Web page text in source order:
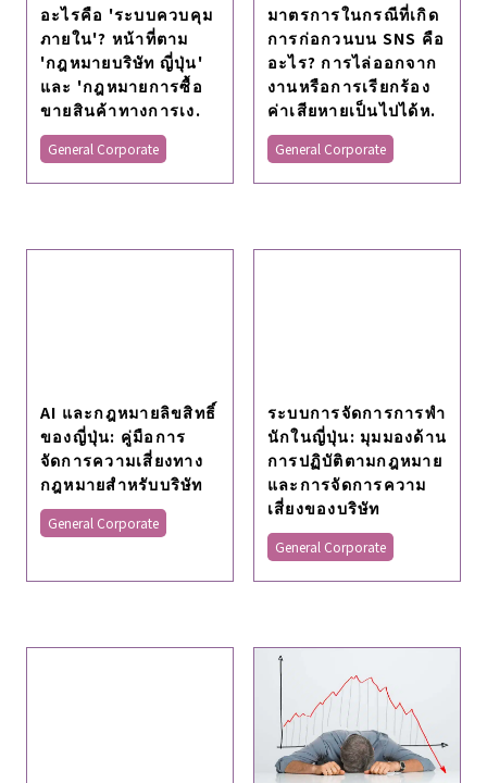
อะไรคือ 'ระบบควบคุม
ภายใน'? หน้าที่ตาม
'กฎหมายบริษัท ญี่ปุ่น'
และ 'กฎหมายการซื้อ
ขายสินค้าทางการเง.
General Corporate
มาตรการในกรณีที่เกิด
การก่อกวนบน SNS คือ
อะไร? การไล่ออกจาก
งานหรือการเรียกร้อง
ค่าเสียหายเป็นไปได้ห.
General Corporate
AI และกฎหมายลิขสิทธิ์
ของญี่ปุ่น: คู่มือการ
จัดการความเสี่ยงทาง
กฎหมายสําหรับบริษัท
General Corporate
ระบบการจัดการการพํา
นักในญี่ปุ่น: มุมมองด้าน
การปฏิบัติตามกฎหมาย
และการจัดการความ
เสี่ยงของบริษัท
General Corporate